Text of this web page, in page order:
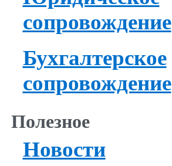
сопровождение
Бухгалтерское
сопровождение
Полезное
Новости